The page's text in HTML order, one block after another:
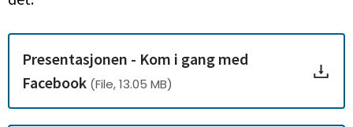
Presentasjonen - Kom i gang med
Facebook (File, 13.05 MB)